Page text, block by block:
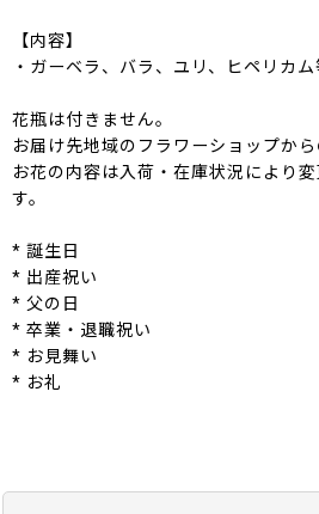
【内容】
・ガーベラ、バラ、ユリ、ヒペリカム
花瓶は付きません。
お届け先地域のフラワーショップから
お花の内容は入荷・在庫状況により
す。
* 誕生日
* 出産祝い
* 父の日
* 卒業・退職祝い
* お見舞い
* お礼